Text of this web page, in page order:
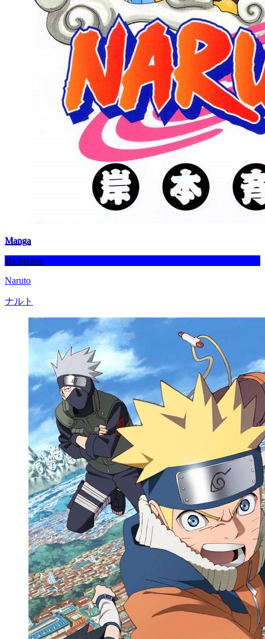
Manga
Befejezett
Naruto
ナルト